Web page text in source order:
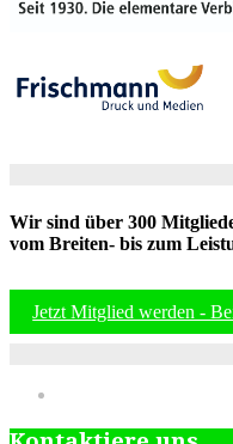
Wir sind über 300
vom Breiten- bis zum
Jetzt Mitglied werden -